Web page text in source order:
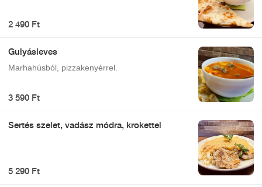
2 490 Ft
Gulyásleves
Marhahúsból, pizzakenyérrel.
3 590 Ft
Sertés szelet, vadász módra, krokettel
5 290 Ft